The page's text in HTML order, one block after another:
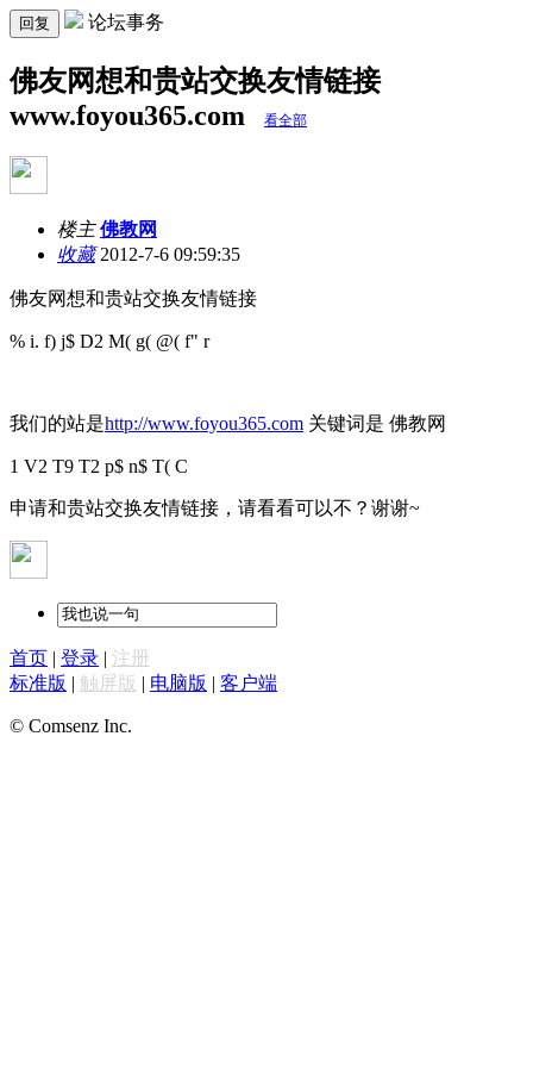
回复 论坛事务
佛友网想和贵站交换友情链接
www.foyou365.com
看全部
楼主 佛教网
收藏2012-7-6 09:59:35
佛友网想和贵站交换友情链接
% i. f) j$ D2 M( g( @( f" r
我们的站是http://www.foyou365.com 关键词是 佛教网
1 V2 T9 T2 p$ n$ T( C
申请和贵站交换友情链接，请看看可以不？谢谢~
首页 | 登录 | 注册
标准版 | 触屏版 | 电脑版 | 客户端
© Comsenz Inc.